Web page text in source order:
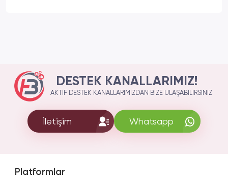
DESTEK KANALLARIMIZ!
AKTIF DESTEK KANALLARIMIZDAN BIZE ULAŞABILIRSINIZ.
İletişim Whatsapp
Platformlar